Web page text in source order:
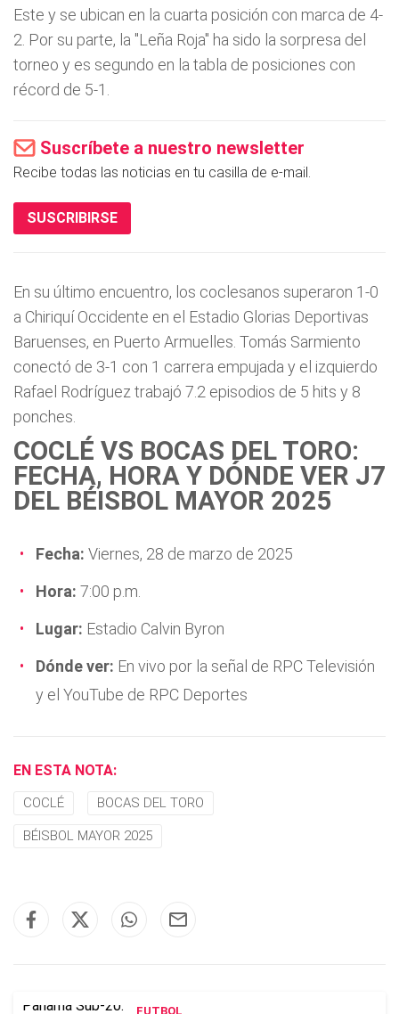
Este y se ubican en la cuarta posición con marca de 4-
2. Por su parte, la "Leña Roja" ha sido la sorpresa del
torneo y es segundo en la tabla de posiciones con
récord de 5-1.
Suscríbete a nuestro newsletter
Recibe todas las noticias en tu casilla de e-mail.
SUSCRIBIRSE
En su último encuentro, los coclesanos superaron 1-0
a Chiriquí Occidente en el Estadio Glorias Deportivas
Baruenses, en Puerto Armuelles. Tomás Sarmiento
conectó de 3-1 con 1 carrera empujada y el izquierdo
Rafael Rodríguez trabajó 7.2 episodios de 5 hits y 8
ponches.
COCLÉ VS BOCAS DEL TORO:
FECHA, HORA Y DÓNDE VER J7
DEL BÉISBOL MAYOR 2025
Fecha: Viernes, 28 de marzo de 2025
Hora: 7:00 p.m.
Lugar: Estadio Calvin Byron
Dónde ver: En vivo por la señal de RPC Televisión
y el YouTube de RPC Deportes
EN ESTA NOTA:
COCLÉ BOCAS DEL TORO
BÉISBOL MAYOR 2025
FUTBOL